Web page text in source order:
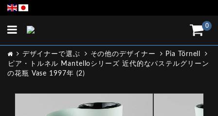
0
Toggle
デザイナーで選ぶ その他のデザイナー
Pia Törnell
ピア・トルネル Mantelloシリーズ 近代的なパステルグリーン
の花瓶 Vase 1997年 (2)